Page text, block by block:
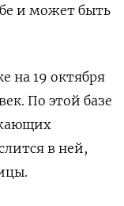
и может быть
на 19 октября
По этой базе
в ней,